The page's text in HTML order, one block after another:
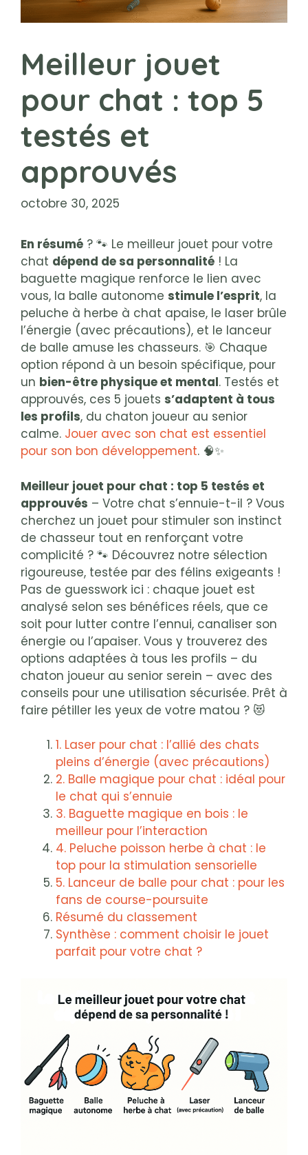
Meilleur jouet
pour chat : top 5
testés et
approuvés
octobre 30, 2025
En résumé ? 🐾 Le meilleur jouet pour votre
chat dépend de sa personnalité ! La
baguette magique renforce le lien avec
vous, la balle autonome stimule l’esprit, la
peluche à herbe à chat apaise, le laser brûle
l’énergie (avec précautions), et le lanceur
de balle amuse les chasseurs. 🎯 Chaque
option répond à un besoin spécifique, pour
un bien-être physique et mental. Testés et
approuvés, ces 5 jouets s’adaptent à tous
les profils, du chaton joueur au senior
calme. Jouer avec son chat est essentiel
pour son bon développement. 🧠✨
Meilleur jouet pour chat : top 5 testés et
approuvés – Votre chat s’ennuie-t-il ? Vous
cherchez un jouet pour stimuler son instinct
de chasseur tout en renforçant votre
complicité ? 🐾 Découvrez notre sélection
rigoureuse, testée par des félins exigeants !
Pas de guesswork ici : chaque jouet est
analysé selon ses bénéfices réels, que ce
soit pour lutter contre l’ennui, canaliser son
énergie ou l’apaiser. Vous y trouverez des
options adaptées à tous les profils – du
chaton joueur au senior serein – avec des
conseils pour une utilisation sécurisée. Prêt à
faire pétiller les yeux de votre matou ? 😻
1. Laser pour chat : l’allié des chats
pleins d’énergie (avec précautions)
2. Balle magique pour chat : idéal pour
le chat qui s’ennuie
3. Baguette magique en bois : le
meilleur pour l’interaction
4. Peluche poisson herbe à chat : le
top pour la stimulation sensorielle
5. Lanceur de balle pour chat : pour les
fans de course-poursuite
Résumé du classement
Synthèse : comment choisir le jouet
parfait pour votre chat ?